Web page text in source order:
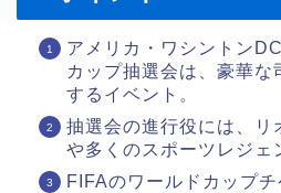
アメリカ・ワシントン
カップ抽選会は、豪華
するイベント。
抽選会の進行役には、リ
や多くのスポーツレジェ
FIFAのワールドカップ